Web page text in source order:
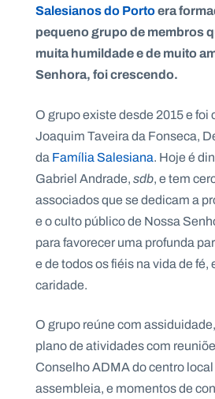
Salesianos do Portoera
pequeno grupo de membros
muita humildade e de muito
Senhora, foi crescendo.
O grupo existe desde 2015 e foi
Joaquim Taveira da Fonseca,
daFamília Salesiana. Hoje é
Gabriel Andrade,sdb, e tem
associados que se dedicam a
e o culto público de Nossa
para favorecer uma profunda
e de todos os fiéis na vida de fé,
caridade.
O grupo reúne com
plano de atividades com
Conselho ADMA do centro
assembleia, e momentos de
N
A
L
S
a
l
e
i
n
o
.
p
A
e
a
C
n
c
o
s
N